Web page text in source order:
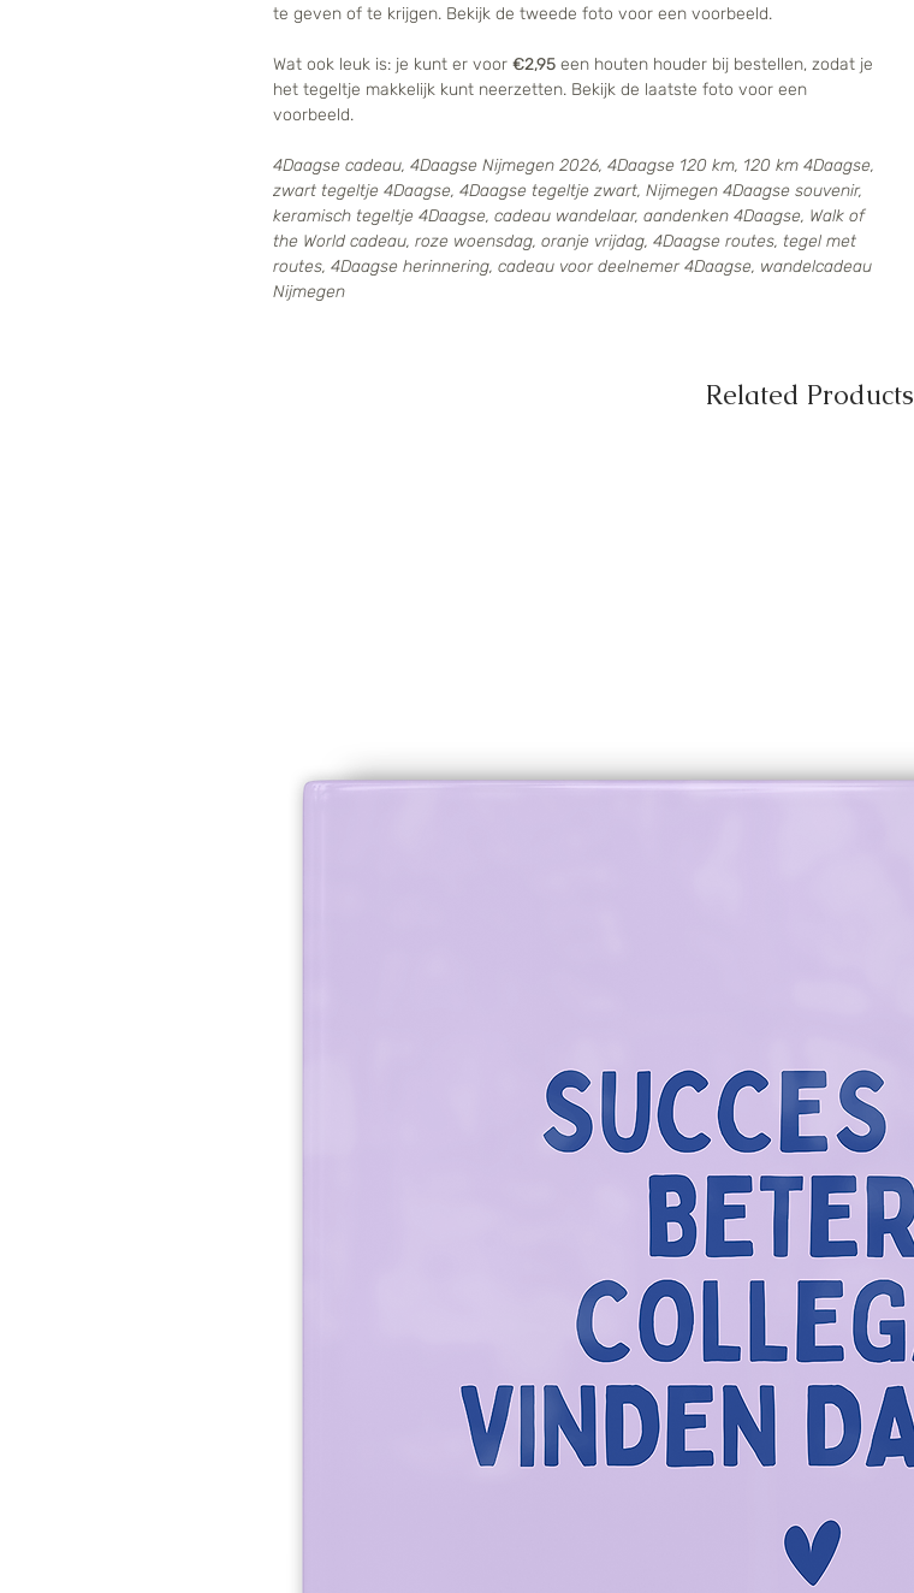
te geven of te krijgen. Bekijk de tweede foto voor een voorbeeld.
Wat ook leuk is: je kunt er voor €2,95 een houten houder bij bestellen, zodat je
het tegeltje makkelijk kunt neerzetten. Bekijk de laatste foto voor een
voorbeeld.
4Daagse cadeau, 4Daagse Nijmegen 2026, 4Daagse 120 km, 120 km 4Daagse,
zwart tegeltje 4Daagse, 4Daagse tegeltje zwart, Nijmegen 4Daagse souvenir,
keramisch tegeltje 4Daagse, cadeau wandelaar, aandenken 4Daagse, Walk of
the World cadeau, roze woensdag, oranje vrijdag, 4Daagse routes, tegel met
routes, 4Daagse herinnering, cadeau voor deelnemer 4Daagse, wandelcadeau
Nijmegen
Related Products